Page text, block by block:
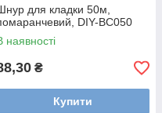
для кладки 50м,
DIY-BC050
наявності
₴
Купити